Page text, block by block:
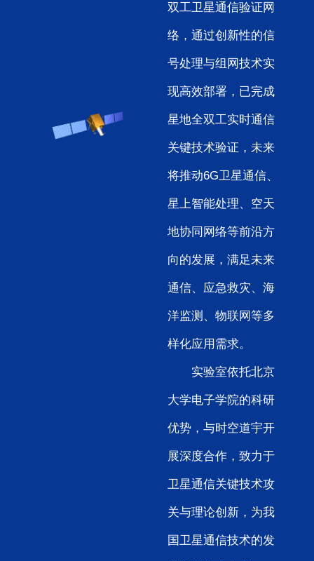
双工卫星通信验证网
络，通过创新性的信
号处理与组网技术实
现高效部署，已完成
星地全双工实时通信
关键技术验证，未来
将推动6G卫星通信、
星上智能处理、空天
地协同网络等前沿方
向的发展，满足未来
通信、应急救灾、海
洋监测、物联网等多
样化应用需求。
实验室依托北京
大学电子学院的科研
优势，与时空道宇开
展深度合作，致力于
卫星通信关键技术攻
关与理论创新，为我
国卫星通信技术的发